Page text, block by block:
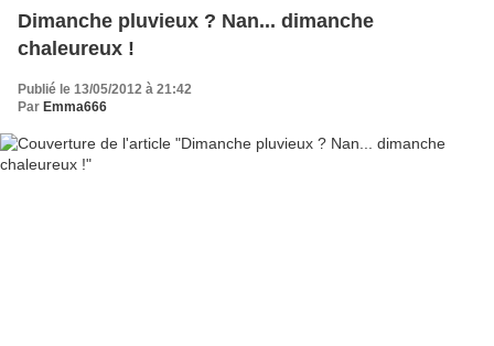
Dimanche pluvieux ? Nan... dimanche
chaleureux !
Publié le 13/05/2012 à 21:42
Par Emma666